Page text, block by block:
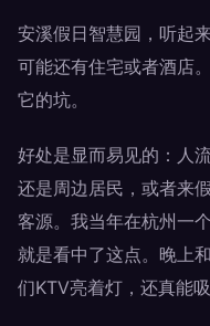
安溪假日智慧园，听起
可能还有住宅或者酒店
它的坑。
好处是显而易见的：人
还是周边居民，或者来
客源。我当年在杭州一
就是看中了这点。晚上
们KTV亮着灯，还真能